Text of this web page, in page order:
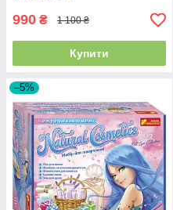
990 ₴ 1 100 ₴
Купити
–5%